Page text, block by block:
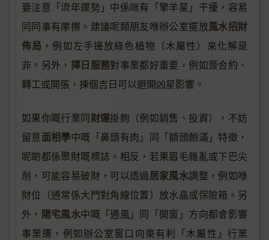
要注意「流年運勢」中係咪有「擎羊星」干擾，容易
同同事有摩擦。建議呢類朋友喺辦公室擺放風水招財
佈局 ，例如左手邊放綠色植物（木屬性）來化解是
非。另外， 擇日服務對事業都好重要，例如簽合約、
轉工或開張，揀個吉日可以避開凶星影響。
如果你嘅行業同財運掛鉤（例如銷售、投資），不妨
留意面相學中嘅「鼻頭有肉」同「額頭飽滿」特徵，
呢啲都係聚財嘅標誌。相反，若果眉毛雜亂或下巴尖
削，可能容易破財，可以透過居家風水調整，例如喺
財位（通常係大門對角線位置）放水晶或保險箱。另
外， 陽宅風水中嘅「通風」同「開窗」方向都會影響
事業運，例如辦公室窗口向東有利「木屬性」行業